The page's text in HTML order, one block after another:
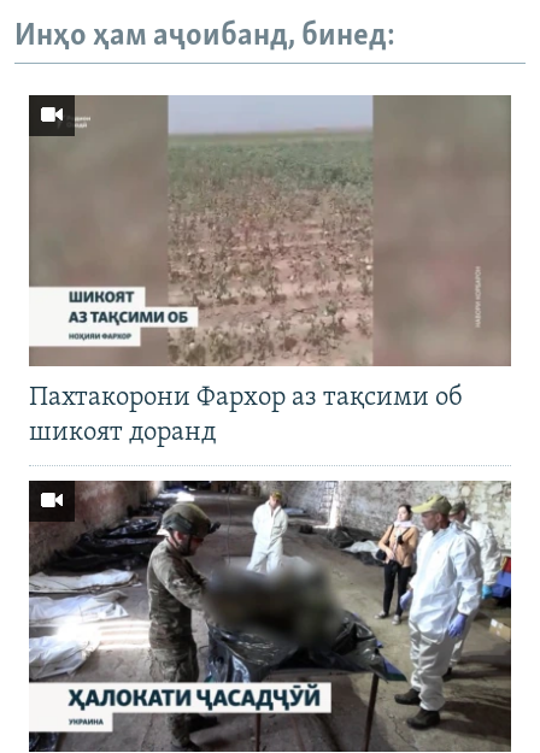
Инҳо ҳам аҷоибанд, бинед:
Пахтакорони Фархор аз тақсими об
шикоят доранд